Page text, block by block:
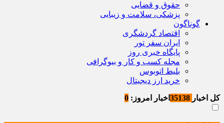
حقوق و قضایی
پزشکی، سلامت و زیبایی
گوناگون
اقتصاد گردشگری
ایران سفر تور
پایگاه خبری روز
مجله کسب و کار و بیوگرافی
بلیط اتوبوس
خرید ارز دیجیتال
کل اخبار اخبار امروز: 0